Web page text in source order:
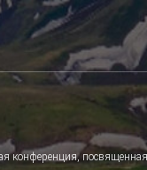
конференция,